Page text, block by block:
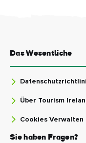
Das Wesentliche
Über Tourism
Cookies Verwalten
Sie haben Fragen?